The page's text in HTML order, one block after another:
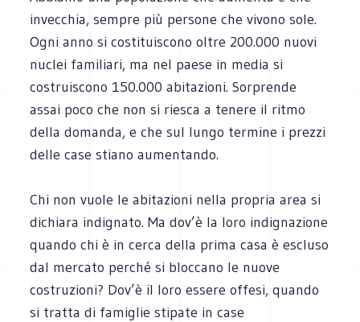
invecchia, sempre più persone che vivono sole.
Ogni anno si costituiscono oltre 200.000 nuovi
nuclei familiari, ma nel paese in media si
costruiscono 150.000 abitazioni. Sorprende
assai poco che non si riesca a tenere il ritmo
della domanda, e che sul lungo termine i prezzi
delle case stiano aumentando.
Chi non vuole le abitazioni nella propria area si
dichiara indignato. Ma dov’è la loro indignazione
quando chi è in cerca della prima casa è escluso
dal mercato perché si bloccano le nuove
costruzioni? Dov’è il loro essere offesi, quando
si tratta di famiglie stipate in case